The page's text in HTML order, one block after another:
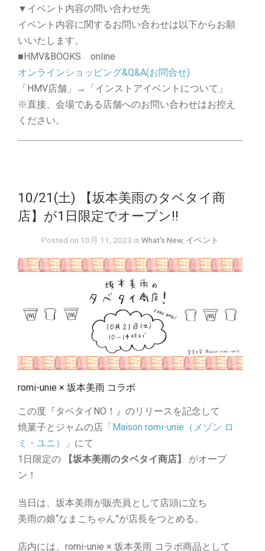
▼イベント内容の問い合わせ先
イベント内容に関するお問い合わせは以下からお願
いいたします。
■HMV&BOOKS online
オンラインショッピング&Q&A(お問合せ)
「HMV店舗」→「インストアイベントについて」
※直接、会場である店舗へのお問い合わせはお控え
ください。
10/21(土) 【坂本美雨のタベタイ商
店】が1日限定でオープン!!
Posted on 10月 11, 2023 inWhat's New, イベント
romi-unie × 坂本美雨 コラボ
この度『タベタイNO！』のリリースを記念して
焼菓子とジャムの店「 Maison romi-unie（メゾン ロ
ミ・ユニ）
」にて
1日限定の
【坂本美雨のタベタイ商店】
がオープ
ン！
当日は、坂本美雨が販売員として店頭に立ち
美雨の娘“なまこちゃん”が店長をつとめる。
店内には、romi-unie × 坂本美雨 コラボ商品として